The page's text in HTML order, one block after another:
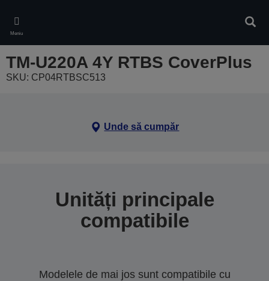
main
content
Meniu
TM-U220A 4Y RTBS CoverPlus
SKU: CP04RTBSC513
Unde să cumpăr
Unități principale
compatibile
Modelele de mai jos sunt compatibile cu